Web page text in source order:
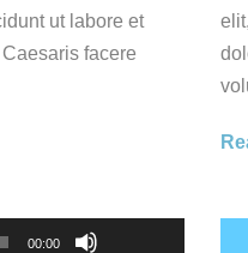
ut labore et
facere
00:00